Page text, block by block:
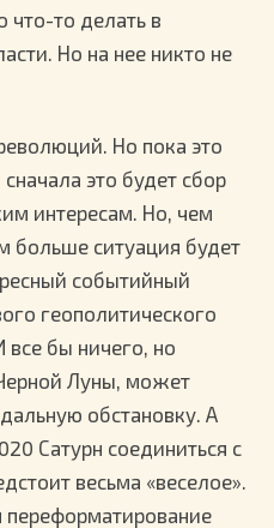
что-то делать в
Но на нее никто не
Но пока это
это будет сбор
интересам. Но, чем
больше ситуация будет
событийный
геополитического
все бы ничего, но
Луны, может
обстановку. А
Сатурн соединиться с
весьма «веселое».
переформатирование